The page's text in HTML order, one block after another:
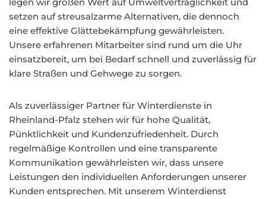
setzen auf streusalzarme Alternativen, die dennoch
eine effektive Glättebekämpfung gewährleisten.
Unsere erfahrenen Mitarbeiter sind rund um die Uhr
einsatzbereit, um bei Bedarf schnell und zuverlässig für
klare Straßen und Gehwege zu sorgen.
Als zuverlässiger Partner für Winterdienste in
Rheinland-Pfalz stehen wir für hohe Qualität,
Pünktlichkeit und Kundenzufriedenheit. Durch
regelmäßige Kontrollen und eine transparente
Kommunikation gewährleisten wir, dass unsere
Leistungen den individuellen Anforderungen unserer
Kunden entsprechen. Mit unserem Winterdienst